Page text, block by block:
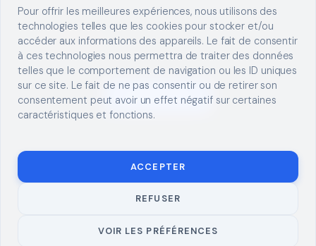
Pour offrir les meilleures expériences, nous utilisons des
technologies telles que les cookies pour stocker et/ou
accéder aux informations des appareils. Le fait de consentir
à ces technologies nous permettra de traiter des données
telles que le comportement de navigation ou les ID uniques
sur ce site. Le fait de ne pas consentir ou de retirer son
consentement peut avoir un effet négatif sur certaines
caractéristiques et fonctions.
ACCEPTER
REFUSER
VOIR LES PRÉFÉRENCES
S'INSCRIRE